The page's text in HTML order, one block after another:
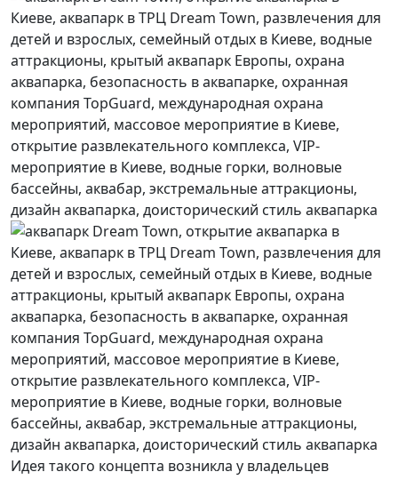
Идея такого концепта возникла у владельцев